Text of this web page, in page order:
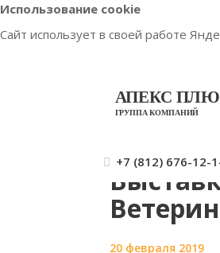
Использование cookie
Сайт использует в своей работе
+7 (812) 676-12-
АПЕКС
ГРУППА КОМПАНИЙ
20 февраля 2019